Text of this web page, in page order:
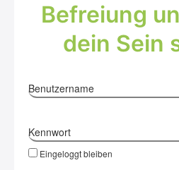
Befrei­ung
dein Sein
Benutzername
Kennwort
Eingeloggt bleiben